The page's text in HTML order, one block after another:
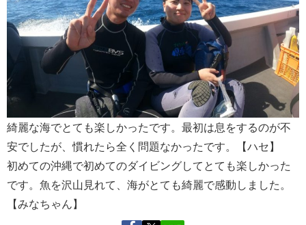
綺麗な海でとても楽しかったです。最初は息をするのが不
安でしたが、慣れたら全く問題なかったです。【ハセ】
初めての沖縄で初めてのダイビングしてとても楽しかった
です。魚を沢山見れて、海がとても綺麗で感動しました。
【みなちゃん】